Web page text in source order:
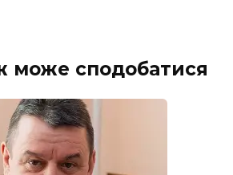
може сподобатися